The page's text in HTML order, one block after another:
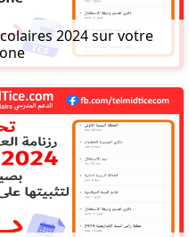
2024 sur votre